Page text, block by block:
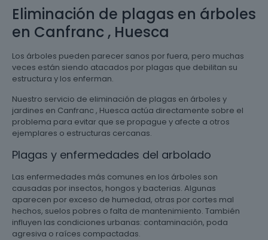
Eliminación de plagas en árboles
en Canfranc , Huesca
Los árboles pueden parecer sanos por fuera, pero muchas
veces están siendo atacados por plagas que debilitan su
estructura y los enferman.
Nuestro servicio de eliminación de plagas en árboles y
jardines en Canfranc , Huesca actúa directamente sobre el
problema para evitar que se propague y afecte a otros
ejemplares o estructuras cercanas.
Plagas y enfermedades del arbolado
Las enfermedades más comunes en los árboles son
causadas por insectos, hongos y bacterias. Algunas
aparecen por exceso de humedad, otras por cortes mal
hechos, suelos pobres o falta de mantenimiento. También
influyen las condiciones urbanas: contaminación, poda
agresiva o raíces compactadas.